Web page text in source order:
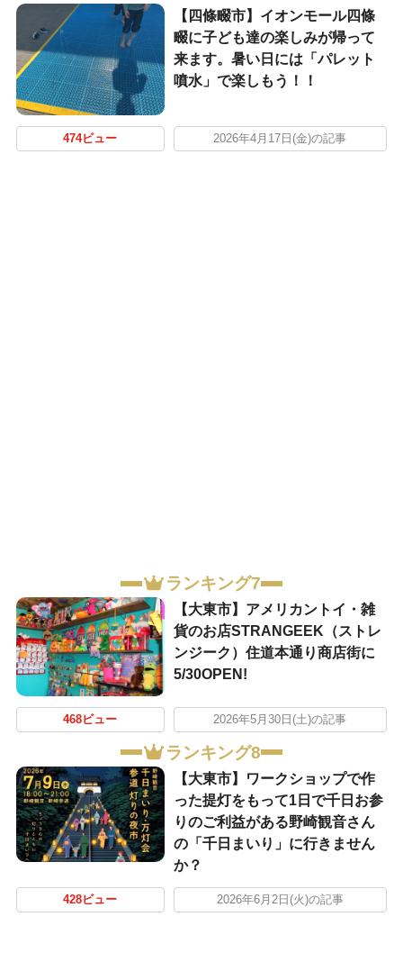
【四條畷市】イオンモール四條
畷に子ども達の楽しみが帰って
来ます。暑い日には「パレット
噴水」で楽しもう！！
474ビュー 2026年4月17日(金)の記事
ランキング7
【大東市】アメリカントイ・雑
貨のお店STRANGEEK（ストレ
ンジーク）住道本通り商店街に
5/30OPEN!
468ビュー 2026年5月30日(土)の記事
ランキング8
【大東市】ワークショップで作
った提灯をもって1日で千日お参
りのご利益がある野崎観音さん
の「千日まいり」に行きません
か？
428ビュー 2026年6月2日(火)の記事